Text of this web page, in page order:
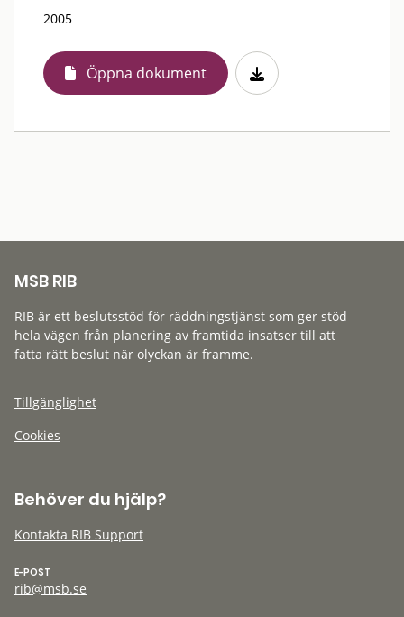
2005
Öppna dokument
MSB RIB
RIB är ett beslutsstöd för räddningstjänst som ger stöd
hela vägen från planering av framtida insatser till att
fatta rätt beslut när olyckan är framme.
Tillgänglighet
Cookies
Behöver du hjälp?
Kontakta RIB Support
E-POST
rib@msb.se